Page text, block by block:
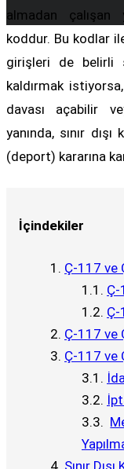
almadan çalışan
koddur. Bu kodlar
girişleri de belirli
kaldırmak
davası açabilir
yanında, sınır dışı
(deport) kararına
İçindekiler
Ç-117 ve
Ç-117 ve
Ç-117 ve
Sınır